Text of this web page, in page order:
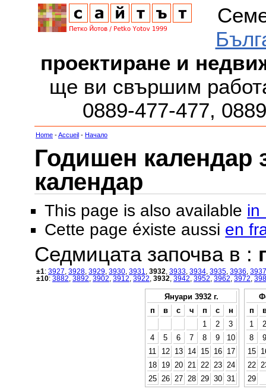
проектиране и
ще ви свършим
0889-477-477,
Home -Accueil - Начало
Годишен календар
календар
This page is also available in
Cette page éxiste aussi en
Седмицата започва в :
±1: 3927 3928 3929 3930 3931 3932 3933 3934 3935 3936 3937
±10: 3882 3892 3902 3912 3922 3932 3942 3952 3962 3972
Януари 3932 г.
п
в с ч п с
н
1
2
3
4
5 6 7 8 9
10
11
12 13 14 15 16
17
18
19 20 21 22 23
24
25
26 27 28 29 30 31
п
1
2
8
9
15
22
29